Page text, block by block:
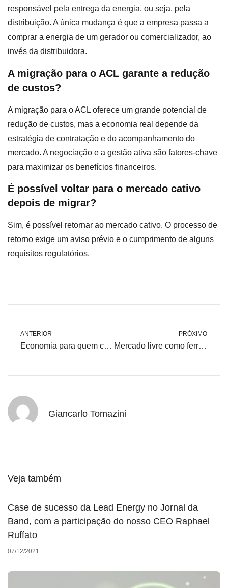
responsável pela entrega da energia, ou seja, pela
distribuição. A única mudança é que a empresa passa a
comprar a energia de um gerador ou comercializador, ao
invés da distribuidora.
A migração para o ACL garante a redução
de custos?
A migração para o ACL oferece um grande potencial de
redução de custos, mas a economia real depende da
estratégia de contratação e do acompanhamento do
mercado. A negociação e a gestão ativa são fatores-chave
para maximizar os benefícios financeiros.
É possível voltar para o mercado cativo
depois de migrar?
Sim, é possível retornar ao mercado cativo. O processo de
retorno exige um aviso prévio e o cumprimento de alguns
requisitos regulatórios.
ANTERIOR
Economia para quem consome pouco: o ACL também é para PMEs
PRÓXIMO
Mercado livre como ferramenta para metas de carbono zero
Giancarlo Tomazini
Veja também
Case de sucesso da Lead Energy no Jornal da
Band, com a participação do nosso CEO Raphael
Ruffato
07/12/2021